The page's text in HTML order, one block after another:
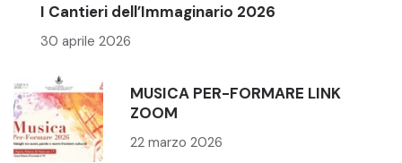
I Cantieri dell’Immaginario 2026
30 aprile 2026
MUSICA PER-FORMARE LINK
ZOOM
22 marzo 2026